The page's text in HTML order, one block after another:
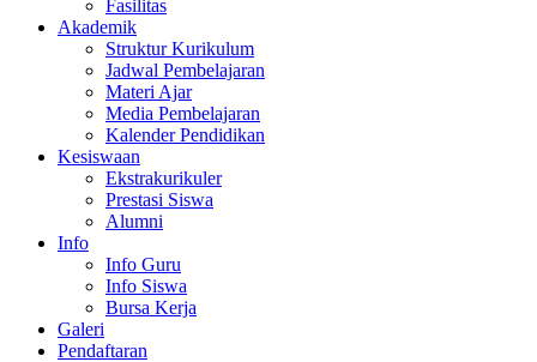
Fasilitas
Akademik
Struktur Kurikulum
Jadwal Pembelajaran
Materi Ajar
Media Pembelajaran
Kalender Pendidikan
Kesiswaan
Ekstrakurikuler
Prestasi Siswa
Alumni
Info
Info Guru
Info Siswa
Bursa Kerja
Galeri
Pendaftaran